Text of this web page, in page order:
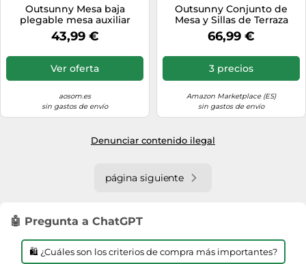
Outsunny Mesa baja
plegable mesa auxiliar
plegable sobre efecto
mármol en vidrio templado
redonda Ø45 x 50 cm
blanco Aosom España
43,99 €
Ver oferta
aosom.es
sin gastos de envío
Outsunny Conjunto de
Mesa y Sillas de Terraza
Exterior Plegable 3 Piezas
66,99 €
3 precios
Amazon Marketplace (ES)
sin gastos de envío
Denunciar contenido ilegal
página siguiente
🤖 Pregunta a ChatGPT
🛍️ ¿Cuáles son los criterios de compra más importantes?